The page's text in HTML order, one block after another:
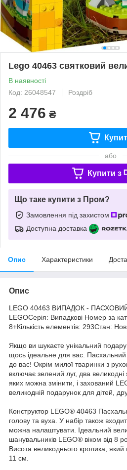
Lego 40463 святковий
В наявності
Код: 26048547
Роздріб
2 476 ₴
або
Купити з
Що таке купити з Пром?
Замовлення під захистом
Доступна доставка
Опис Характеристики
Опис
LEGO 40463 ВИПАДОК -
LEGOСерія: Випадкові Номер за
8+Кількість елементів: 293Стан:
Якщо ви шукаєте унікальний
щось ідеальне для вас.
до вас! Окрім милої тваринки з
включає зелений луг, два великодні
яких можна змінити, і захований
великодній подарунок для дітей,
Конструктор LEGO® 40463
голову та вуха. У набір також
можна налаштувати. Ідеальний
шанувальників LEGO® віком від 8
Висота великоднього кролика,
11 см.